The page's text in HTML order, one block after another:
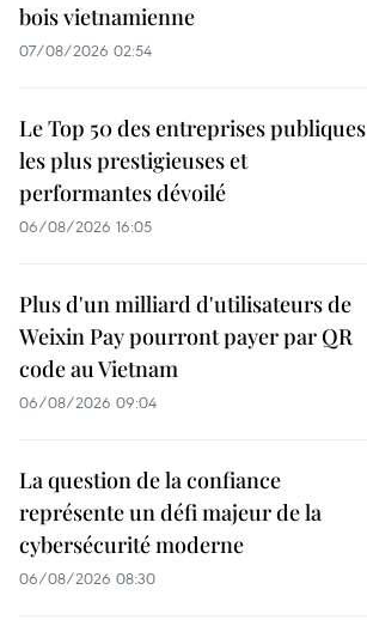
bois vietnamienne
07/08/2026 02:54
Le Top 50 des entreprises publiques
les plus prestigieuses et
performantes dévoilé
06/08/2026 16:05
Plus d'un milliard d'utilisateurs de
Weixin Pay pourront payer par QR
code au Vietnam
06/08/2026 09:04
La question de la confiance
représente un défi majeur de la
cybersécurité moderne
06/08/2026 08:30